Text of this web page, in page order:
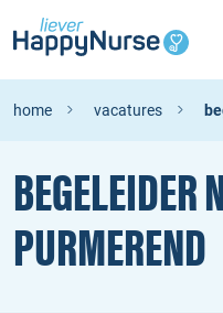
home vacatures
BEGELEIDER
PURMEREND